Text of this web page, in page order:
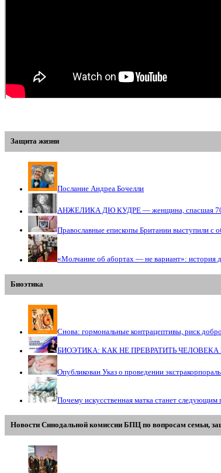
Защита жизни
Послание Андреа Бочелли
АНЖЕЛИКА ДЮ КУДРЕ — женщина, спасшая
Православные епископы Британии выступили с
«Молчание об абортах — не вариант»: история
Биоэтика
Снова: гормональные контрацептивы, риск
БИОЭТИКА: КАК НЕ ПРЕВРАТИТЬ
Опубликован Указ о проведении
Почему искусственная матка станет
Новости Синодальной комиссии БПЦ по вопросам семьи,